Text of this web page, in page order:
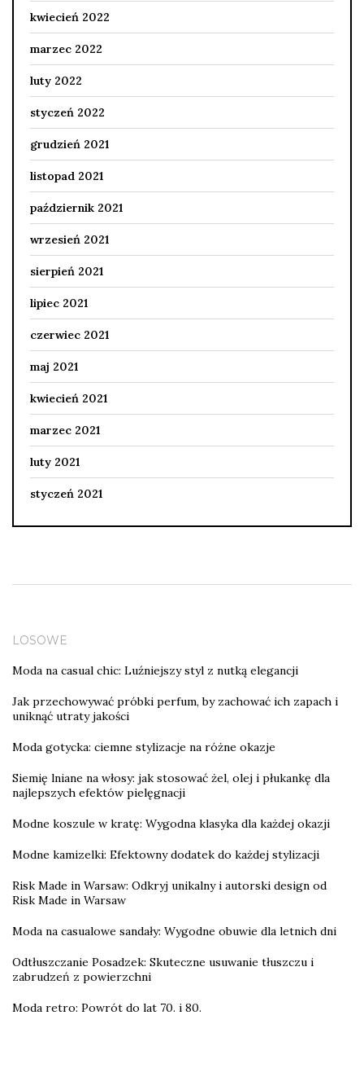
kwiecień 2022
marzec 2022
luty 2022
styczeń 2022
grudzień 2021
listopad 2021
październik 2021
wrzesień 2021
sierpień 2021
lipiec 2021
czerwiec 2021
maj 2021
kwiecień 2021
marzec 2021
luty 2021
styczeń 2021
LOSOWE
Moda na casual chic: Luźniejszy styl z nutką elegancji
Jak przechowywać próbki perfum, by zachować ich zapach i
uniknąć utraty jakości
Moda gotycka: ciemne stylizacje na różne okazje
Siemię lniane na włosy: jak stosować żel, olej i płukankę dla
najlepszych efektów pielęgnacji
Modne koszule w kratę: Wygodna klasyka dla każdej okazji
Modne kamizelki: Efektowny dodatek do każdej stylizacji
Risk Made in Warsaw: Odkryj unikalny i autorski design od
Risk Made in Warsaw
Moda na casualowe sandały: Wygodne obuwie dla letnich dni
Odtłuszczanie Posadzek: Skuteczne usuwanie tłuszczu i
zabrudzeń z powierzchni
Moda retro: Powrót do lat 70. i 80.